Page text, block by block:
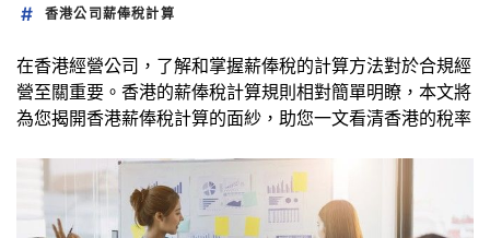
記賬報稅
香港公司薪俸稅計算
在香港經營公司，了解和掌握薪俸稅的計算方法對於合規經
營至關重要。香港的薪俸稅計算規則相對簡單明瞭，本文將
為您揭開香港薪俸稅計算的面紗，助您一文看清香港的稅率